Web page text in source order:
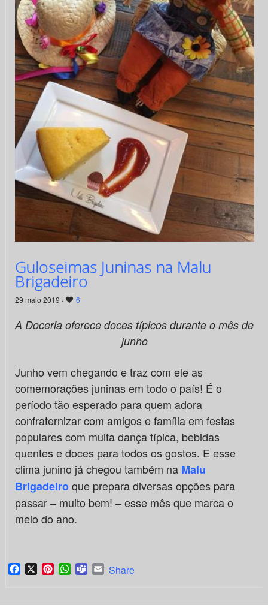
Guloseimas Juninas na Malu
Brigadeiro
29 maio 2019 · 6
A Doceria oferece doces típicos durante o mês de
junho
Junho vem chegando e traz com ele as
comemorações juninas em todo o país! É o
período tão esperado para quem adora
confraternizar com amigos e família em festas
populares com muita dança típica, bebidas
quentes e doces para todos os gostos. E esse
clima junino já chegou também na Malu
Brigadeiroque prepara diversas opções para
passar – muito bem! – esse mês que marca o
meio do ano.
Facebook
X PinterestWhatsApp
TeamsEmail
Share